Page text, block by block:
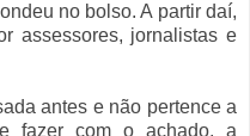
no bolso. A partir daí,
assessores, jornalistas e
antes e não pertence a
fazer com o achado, a